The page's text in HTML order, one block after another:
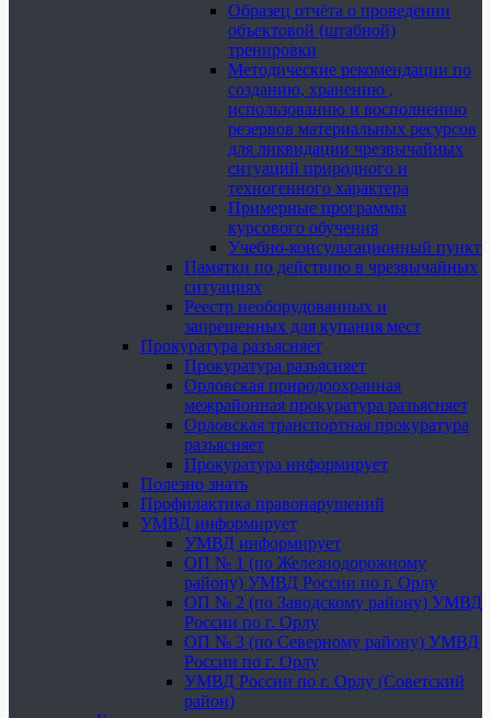
Образец отчёта о проведении
объектовой (штабной)
тренировки
Методические рекомендации по
созданию, хранению ,
использованию и восполнению
резервов материальных ресурсов
для ликвидации чрезвычайных
ситуаций природного и
техногенного характера
Примерные программы
курсового обучения
Учебно-консультационный пункт
Памятки по действию в чрезвычайных
ситуациях
Реестр необорудованных и
запрещенных для купания мест
Прокуратура разъясняет
Прокуратура разъясняет
Орловская природоохранная
межрайонная прокуратура разъясняет
Орловская транспортная прокуратура
разъясняет
Прокуратура информирует
Полезно знать
Профилактика правонарушений
УМВД информирует
УМВД информирует
ОП № 1 (по Железнодорожному
району) УМВД России по г. Орлу
ОП № 2 (по Заводскому району) УМВД
России по г. Орлу
ОП № 3 (по Северному району) УМВД
России по г. Орлу
УМВД России по г. Орлу (Советский
район)